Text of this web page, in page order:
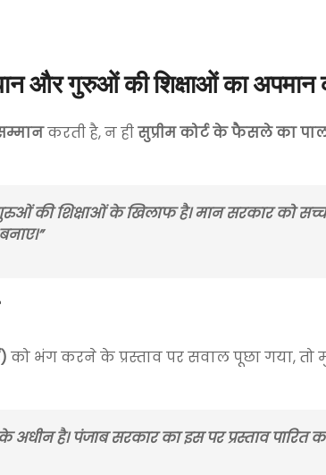
और गुरुओं की शिक्षाओं का अपमान
करती है, न हीसुप्रीम कोर्ट के फैसले का
गुरुओं की शिक्षाओं के खिलाफ है। मान सरकार को
को भंग करने के प्रस्ताव पर सवाल पूछा गया, तो
अधीन है। पंजाब सरकार का इस पर प्रस्ताव पारित